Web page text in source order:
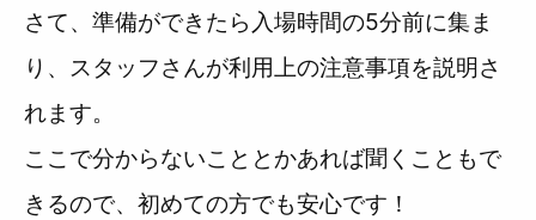
さて、準備ができたら入場時間の5分前に集ま
り、スタッフさんが利用上の注意事項を説明さ
れます。
ここで分からないこととかあれば聞くこともで
きるので、初めての方でも安心です！